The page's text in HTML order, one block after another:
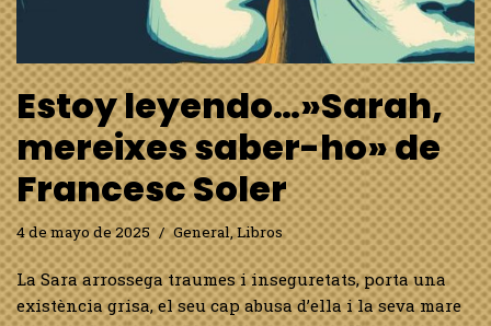
Estoy leyendo…»Sarah,
mereixes saber-ho» de
Francesc Soler
4 de mayo de 2025 General,Libros
La Sara arrossega traumes i inseguretats, porta una
existència grisa, el seu cap abusa d’ella i la seva mare